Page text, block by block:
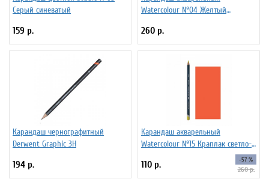
Серый синеватый
159 р.
Watercolour №04 Желтый
260 р.
Карандаш чернографитный
Derwent Graphic 3H
194 р.
Карандаш акварельный
Watercolour №15 Краплак светло-
110 р. -57 %
260 р.